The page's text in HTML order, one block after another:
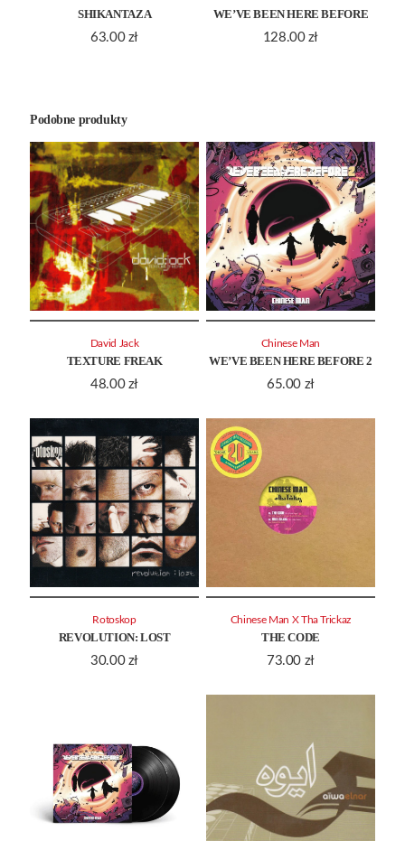
SHIKANTAZA
63.00 zł
WE’VE BEEN HERE BEFORE
128.00 zł
Podobne produkty
TEXTURE FREAK
48.00 zł
David Jack
WE’VE BEEN HERE BEFORE 2
65.00 zł
Chinese Man
REVOLUTION: LOST
30.00 zł
Rotoskop
THE CODE
73.00 zł
Chinese Man X Tha Trickaz